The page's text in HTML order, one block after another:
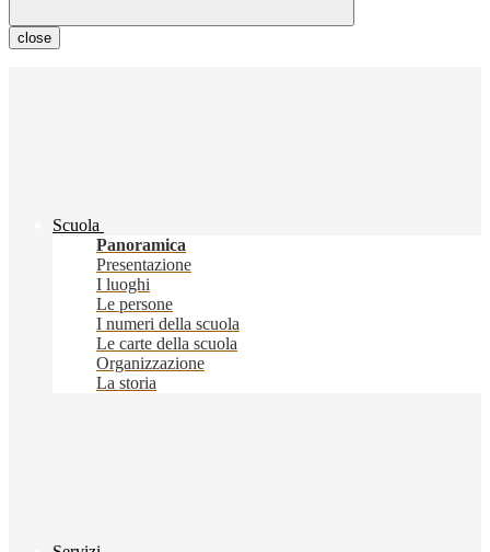
close
Scuola
Panoramica
Presentazione
I luoghi
Le persone
I numeri della scuola
Le carte della scuola
Organizzazione
La storia